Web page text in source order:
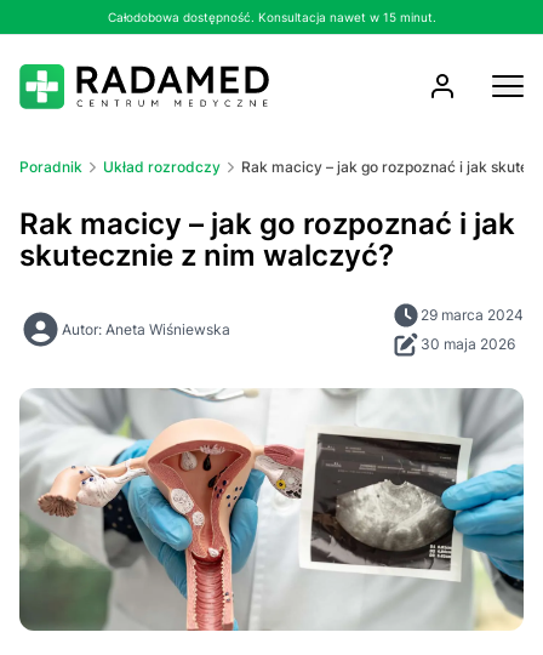
Całodobowa dostępność. Konsultacja nawet w 15 minut.
Poradnik Układ rozrodczy Rak macicy – jak go rozpoznać i jak
Rak macicy – jak go rozpoznać i jak
skutecznie z nim walczyć?
Autor: Aneta Wiśniewska
29 marca 2024
30 maja 2026